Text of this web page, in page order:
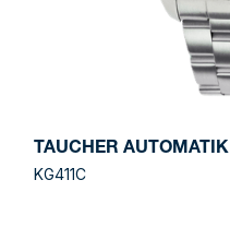
TAUCHER AUTOMATIK
KG411C